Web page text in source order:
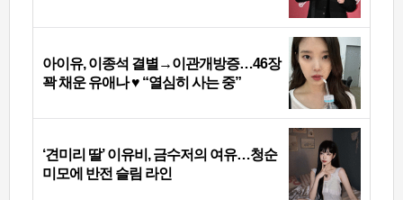
아이유, 이종석 결별→이관개방증…46장
꽉 채운 유애나 ♥ “열심히 사는 중”
‘견미리 딸’ 이유비, 금수저의 여유…청순
미모에 반전 슬림 라인